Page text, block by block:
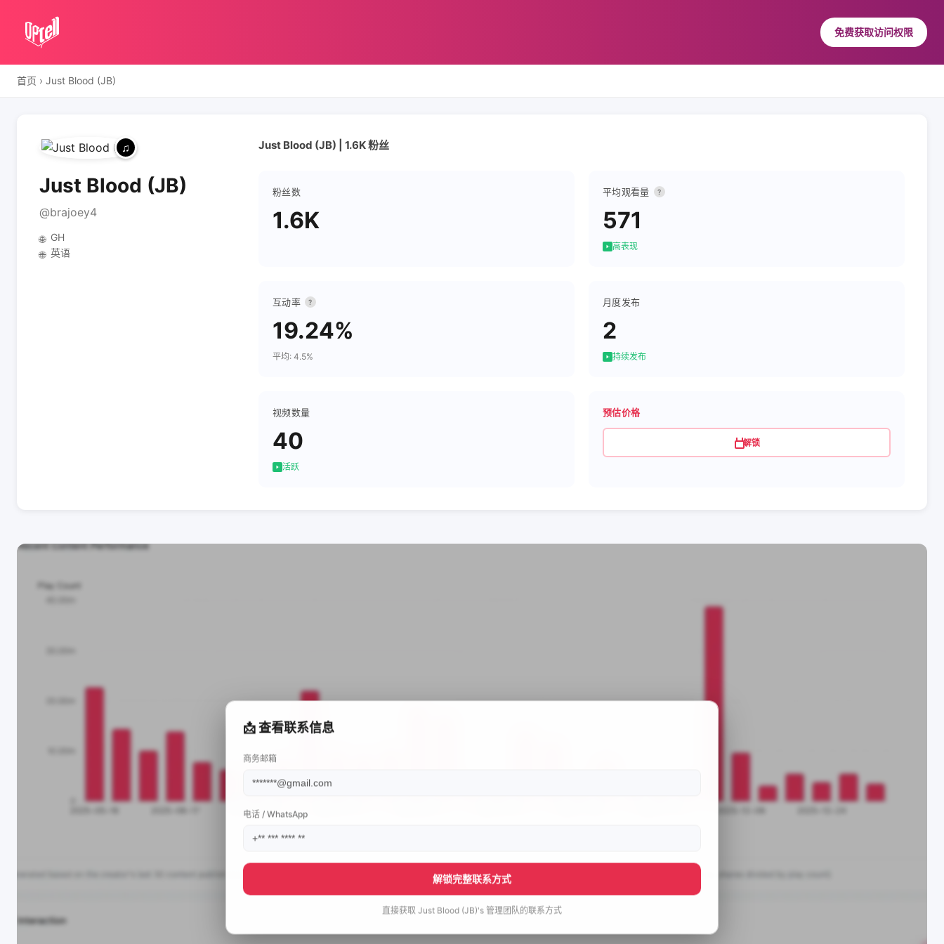
免费获取访问权限
首页 › Just Blood (JB)
Just Blood (JB)
@brajoey4
🌐 GH
🌐 英语
Just Blood (JB) | 1.6K 粉丝
粉丝数
1.6K
平均观看量 ?
571
高表现
互动率 ?
19.24%
平均: 4.5%
月度发布
2
持续发布
视频数量
40
活跃
预估价格
解锁
📩 查看联系信息
商务邮箱
电话 / WhatsApp
解锁完整联系方式
直接获取 Just Blood (JB)'s 管理团队的联系方式